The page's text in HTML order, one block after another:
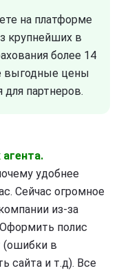
на платформе
крупнейших в
более 14
выгодные цены
для партнеров.
удобнее
Сейчас огромное
из-за
полис
(ошибки в
сайта и т.д). Все